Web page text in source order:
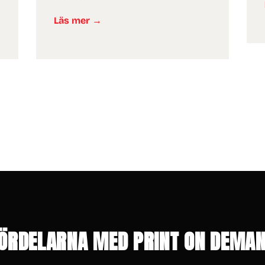
Läs mer →
MED PRINT ON